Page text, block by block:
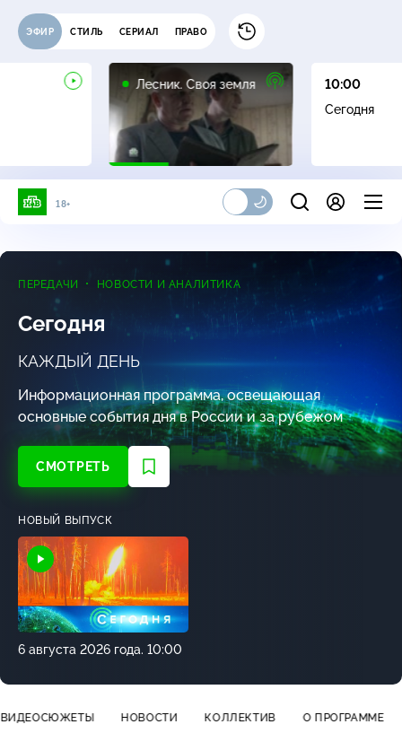
ЭФИР СТИЛЬ СЕРИАЛ ПРАВО
Лесник. Своя земля
16+
10:00
Сегодня
18+
ПЕРЕДАЧИ НОВОСТИ И АНАЛИТИКА
Сегодня
КАЖДЫЙ ДЕНЬ
Информационная программа, освещающая
основные события дня в России и за рубежом
СМОТРЕТЬ
НОВЫЙ ВЫПУСК
6 августа 2026 года. 10:00
ВИДЕОСЮЖЕТЫ НОВОСТИ КОЛЛЕКТИВ О ПРОГРАММЕ